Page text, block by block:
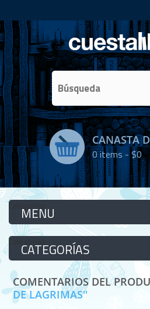
CANASTA
0items -$0
Categorías
Categorías
COMENTARIOS DEL
DE LAGRIMAS